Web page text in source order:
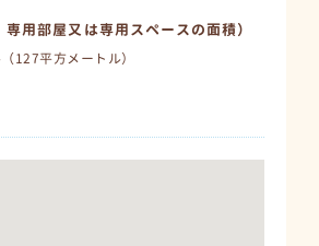
用部屋又は専用スペースの面積）
127平方メートル）